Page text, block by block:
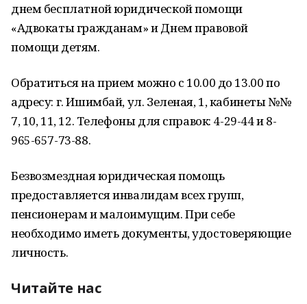
днем бесплатной юридической помощи
«Адвокаты гражданам» и Днем правовой
помощи детям.
Обратиться на прием можно с 10.00 до 13.00 по
адресу: г. Ишимбай, ул. Зеленая, 1, кабинеты №№
7, 10, 11, 12. Телефоны для справок: 4-29-44 и 8-
965-657-73-88.
Безвозмездная юридическая помощь
предоставляется инвалидам всех групп,
пенсионерам и малоимущим. При себе
необходимо иметь документы, удостоверяющие
личность.
Читайте нас